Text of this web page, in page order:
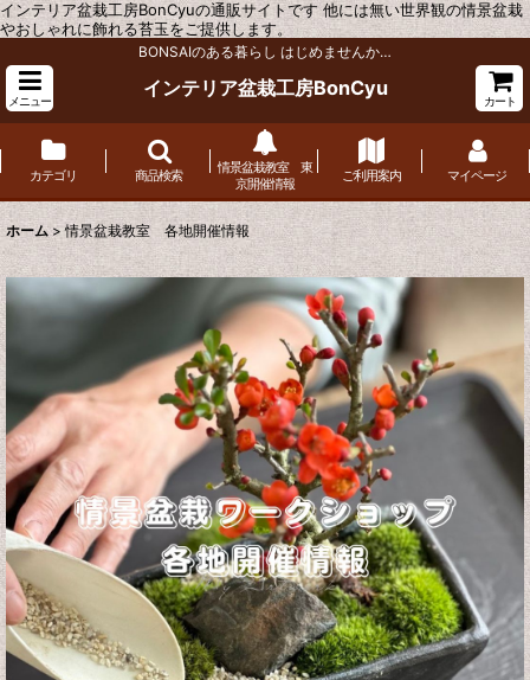
インテリア盆栽工房BonCyuの通販サイトです 他には無い世界観の情景盆栽
やおしゃれに飾れる苔玉をご提供します。
BONSAIのある暮らし はじめませんか…
メニュー
インテリア盆栽工房BonCyu
カート
カテゴリ 商品検索
情景盆栽教室 東
京開催情報
ご利用案内 マイページ
ホーム > 情景盆栽教室 各地開催情報